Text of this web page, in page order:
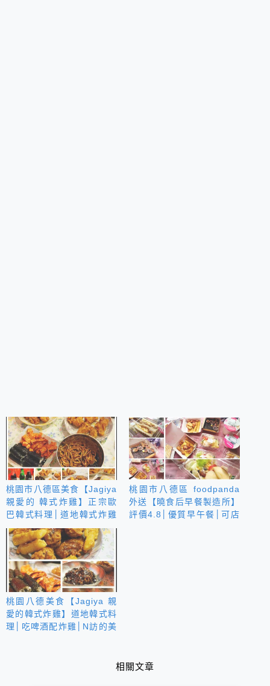
桃園市八德區美食【Jagiya
親愛的 韓式炸雞】正宗歐
巴韓式料理│道地韓式炸雞
│特推燒酒配炸雞
桃園市八德區 foodpanda
外送【曉食后早餐製造所】
評價4.8│優質早午餐│可店
桃園八德美食【Jagiya 親
愛的韓式炸雞】道地韓式料
理│吃啤酒配炸雞│N訪的美
相關文章